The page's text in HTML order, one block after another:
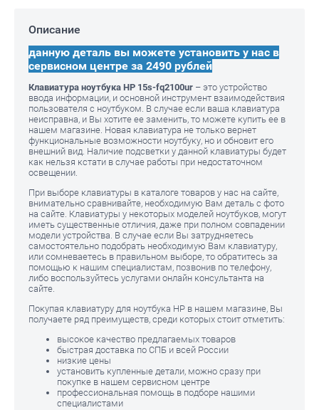
Описание
данную деталь вы можете установить у нас в
сервисном центре за 2490 рублей
Клавиатура ноутбука HP 15s-fq2100ur – это устройство
ввода информации, и основной инструмент взаимодействия
пользователя с ноутбуком. В случае если ваша клавиатура
неисправна, и Вы хотите ее заменить, то можете купить ее в
нашем магазине. Новая клавиатура не только вернет
функциональные возможности ноутбуку, но и обновит его
внешний вид. Наличие подсветки у данной клавиатуры будет
как нельзя кстати в случае работы при недостаточном
освещении.
При выборе клавиатуры в каталоге товаров у нас на сайте,
внимательно сравнивайте, необходимую Вам деталь с фото
на сайте. Клавиатуры у некоторых моделей ноутбуков, могут
иметь существенные отличия, даже при полном совпадении
модели устройства. В случае если Вы затрудняетесь
самостоятельно подобрать необходимую Вам клавиатуру,
или сомневаетесь в правильном выборе, то обратитесь за
помощью к нашим специалистам, позвонив по телефону,
либо воспользуйтесь услугами онлайн консультанта на
сайте.
Покупая клавиатуру для ноутбука HP в нашем магазине, Вы
получаете ряд преимуществ, среди которых стоит отметить:
высокое качество предлагаемых товаров
быстрая доставка по СПБ и всей России
низкие цены
установить купленные детали, можно сразу при
покупке в нашем сервисном центре
профессиональная помощь в подборе нашими
специалистами